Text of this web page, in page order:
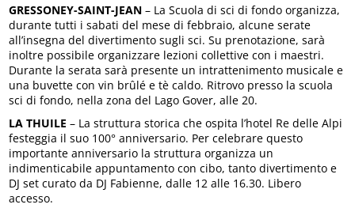
GRESSONEY-SAINT-JEAN – La Scuola di sci di fondo organizza,
durante tutti i sabati del mese di febbraio, alcune serate
all’insegna del divertimento sugli sci. Su prenotazione, sarà
inoltre possibile organizzare lezioni collettive con i maestri.
Durante la serata sarà presente un intrattenimento musicale e
una buvette con vin brûlé e tè caldo. Ritrovo presso la scuola
sci di fondo, nella zona del Lago Gover, alle 20.
LA THUILE – La struttura storica che ospita l’hotel Re delle Alpi
festeggia il suo 100° anniversario. Per celebrare questo
importante anniversario la struttura organizza un
indimenticabile appuntamento con cibo, tanto divertimento e
DJ set curato da DJ Fabienne, dalle 12 alle 16.30. Libero
accesso.